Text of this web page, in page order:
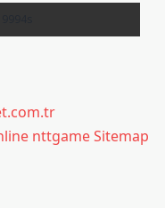
nttgameSitemap